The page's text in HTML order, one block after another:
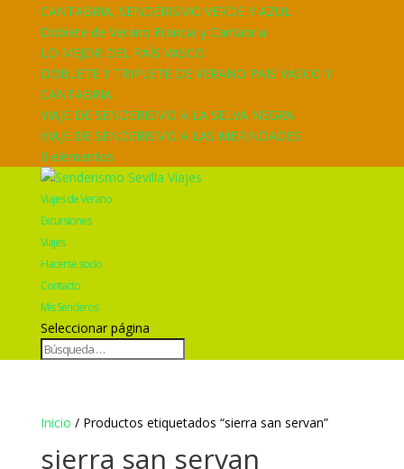
CANTABRIA, SENDERISMO VERDE Y AZUL
Doblete de Verano Francia y Cantabria
LO MEJOR DEL PAÍS VASCO
DOBLETE Y TRIPLETE DE VERANO PAIS VASCO Y
CANTABRIA
VIAJE DE SENDERISMO A LA SELVA NEGRA
VIAJE DE SENDERISMO A LAS MERINDADES
0 elementos
Viajes de Verano
Excursiones
Viajes
Hacerse socio
Contacto
Mis Senderos
Seleccionar página
Inicio / Productos etiquetados “sierra san servan”
sierra san servan